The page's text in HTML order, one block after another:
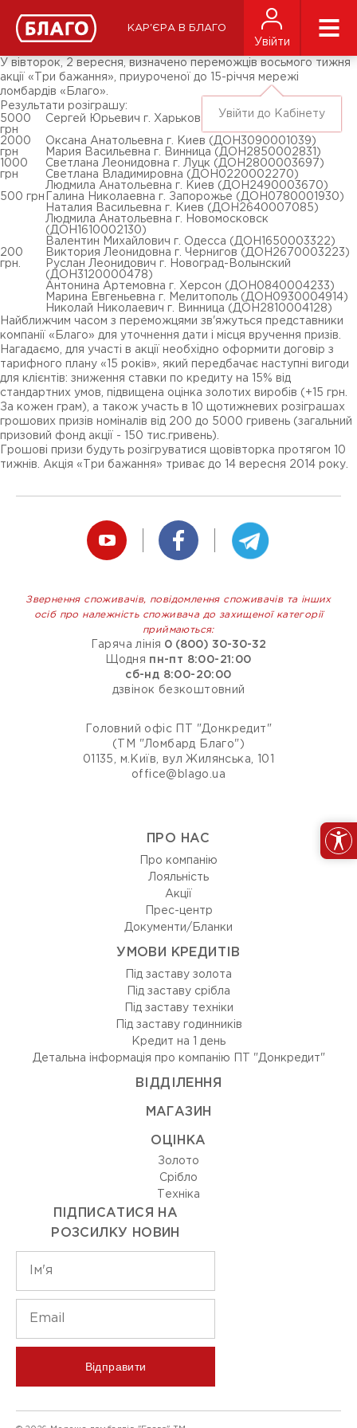
КАР'ЄРА В БЛАГО
Увійти
Увійти до Кабінету
ЗМІ про нас
Підписники соц-мереж
Ярмарки
У вівторок, 2 вересня, визначено переможців восьмого тижня
акції «Три бажання», приуроченої до 15-річчя мережі
ломбардів «Благо».
Результати розіграшу:
5000
грн
Сергей Юрьевич г. Харьков (ДОН1870003599)
2000
грн
Оксана Анатольевна г. Киев (ДОН3090001039)
Мария Васильевна г. Винница (ДОН2850002831)
1000
грн
Светлана Леонидовна г. Луцк (ДОН2800003697)
Светлана Владимировна (ДОН0220002270)
Людмила Анатольевна г. Киев (ДОН2490003670)
500 грн
Галина Николаевна г. Запорожье (ДОН0780001930)
Наталия Васильевна г. Киев (ДОН2640007085)
Людмила Анатольевна г. Новомосковск
(ДОН1610002130)
Валентин Михайлович г. Одесса (ДОН1650003322)
200
грн.
Виктория Леонидовна г. Чернигов (ДОН2670003223)
Руслан Леонидович г. Новоград-Волынский
(ДОН3120000478)
Антонина Артемовна г. Херсон (ДОН0840004233)
Марина Евгеньевна г. Мелитополь (ДОН0930004914)
Николай Николаевич г. Винница (ДОН2810004128)
Найближчим часом з переможцями зв'яжуться представники
компанії «Благо» для уточнення дати і місця вручення призів.
Нагадаємо, для участі в акції необхідно оформити договір з
тарифного плану «15 років», який передбачає наступні вигоди
для клієнтів: зниження ставки по кредиту на 15% від
стандартних умов, підвищена оцінка золотих виробів (+15 грн.
За кожен грам), а також участь в 10 щотижневих розіграшах
грошових призів номіналів від 200 до 5000 гривень (загальний
призовий фонд акції - 150 тис.гривень).
Грошові призи будуть розігруватися щовівторка протягом 10
тижнів. Акція «Три бажання» триває до 14 вересня 2014 року.
Звернення споживачів, повідомлення споживачів та інших
осіб про належність споживача до захищеної категорії
приймаються:
Гаряча лінія 0 (800) 30-30-32
Щодня пн-пт 8:00-21:00
сб-нд 8:00-20:00
дзвінок безкоштовний
Головний офіс ПТ "Донкредит"
(ТМ "Ломбард Благо")
01135, м.Київ, вул Жилянська, 101
office@blago.ua
ПРО НАС
Про компанію
Лояльність
Акції
Прес-центр
Документи/Бланки
УМОВИ КРЕДИТІВ
Під заставу золота
Під заставу срібла
Під заставу техніки
Під заставу годинників
Кредит на 1 день
Детальна інформація про компанію ПТ "Донкредит"
ВIДДIЛЕННЯ
МАГАЗИН
ОЦIНКА
Золото
Срiбло
Технiка
ПІДПИСАТИСЯ НА
РОЗСИЛКУ НОВИН
Відправити